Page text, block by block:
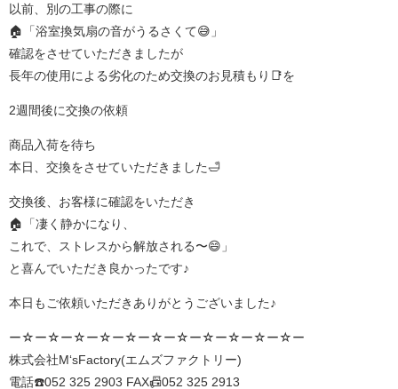
以前、別の工事の際に
🏠「浴室換気扇の音がうるさくて😅」
確認をさせていただきましたが
長年の使用による劣化のため交換のお見積もり📑を
2週間後に交換の依頼
商品入荷を待ち
本日、交換をさせていただきました🛁
交換後、お客様に確認をいただき
🏠「凄く静かになり、
これで、ストレスから解放される〜😄」
と喜んでいただき良かったです♪
本日もご依頼いただきありがとうございました♪
ー☆ー☆ー☆ー☆ー☆ー☆ー☆ー☆ー☆ー☆ー☆ー
株式会社M‘sFactory(エムズファクトリー)
電話☎️052 325 2903 FAX📠052 325 2913